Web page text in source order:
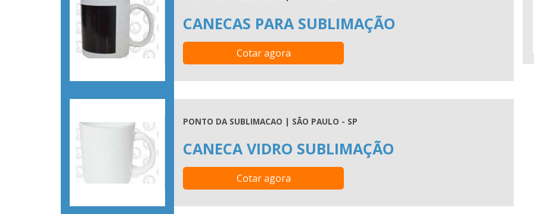
CANECAS PARA SUBLIMAÇÃO
Cotar agora
PONTO DA SUBLIMACAO | SÃO PAULO - SP
CANECA VIDRO SUBLIMAÇÃO
Cotar agora